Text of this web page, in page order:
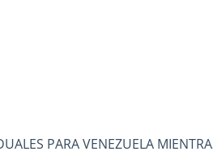
PARA VENEZUELA